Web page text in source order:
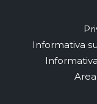
Informativa